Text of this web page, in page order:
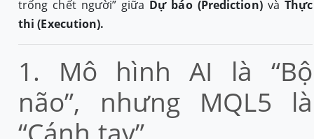
trống chết người” giữa Dự báo (Prediction)và Thực
thi (Execution).
1. Mô hình AI là “Bộ
não”, nhưng MQL5 là